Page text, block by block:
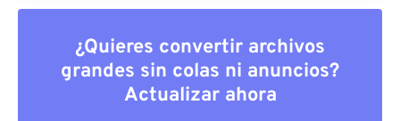
¿Quieres convertir archivos
grandes sin colas ni anuncios?
Actualizar ahora